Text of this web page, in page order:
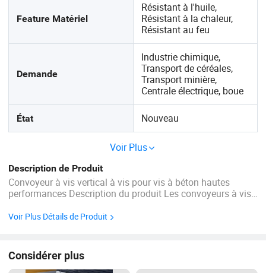
Feature Matériel
Résistant à l'huile,
Résistant à la chaleur,
Résistant au feu
Demande
Industrie chimique,
Transport de céréales,
Transport minière,
Centrale électrique, boue
État Nouveau
Voir Plus
Description de Produit
Convoyeur à vis vertical à vis pour vis à béton hautes
performances Description du produit Les convoyeurs à vis
variété de matériaux en vrac, des pentes raides ...
Voir Plus Détails de Produit
Considérer plus